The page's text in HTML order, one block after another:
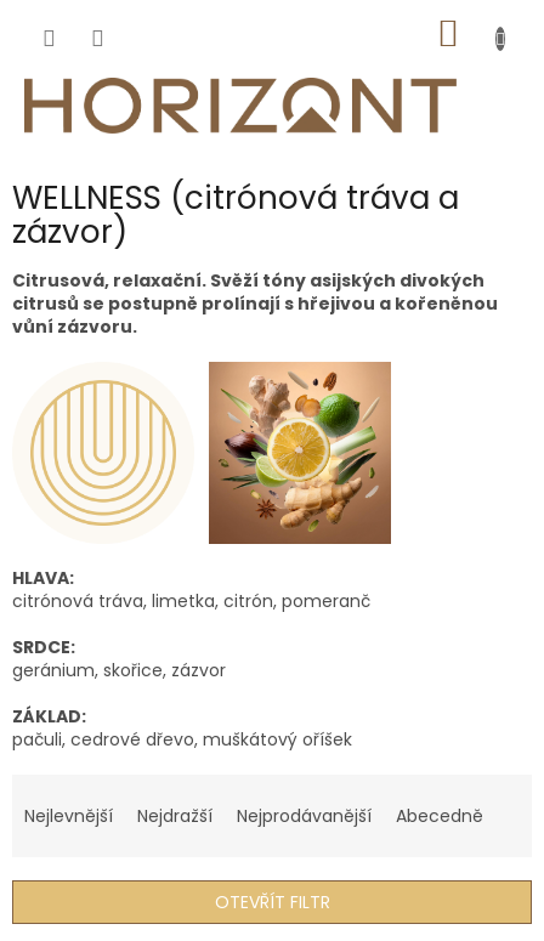
KOŠÍK
WELLNESS (citrónová tráva a
zázvor)
Citrusová, relaxační. Svěží tóny asijských divokých
citrusů se postupně prolínají s hřejivou a kořeněnou
vůní zázvoru.
HLAVA:
citrónová tráva, limetka, citrón, pomeranč
SRDCE:
geránium, skořice, zázvor
ZÁKLAD:
pačuli, cedrové dřevo, muškátový oříšek
a
í
Nejlevnější Nejdražší Nejprodávanější Abecedně
OTEVŘÍT FILTR